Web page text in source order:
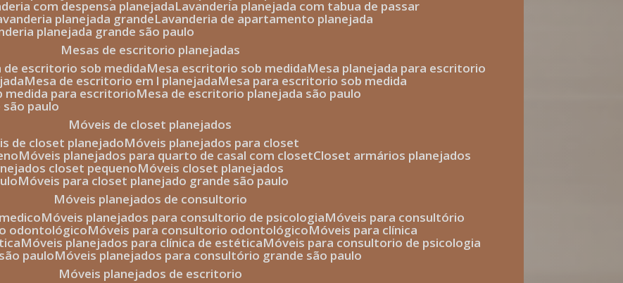
com despensa planejada lavanderia planejada com tabua de passar
planejada grande lavanderia de apartamento planejada
planejada grande são paulo
mesas de escritorio planejadas
de escritorio sob medida mesa escritorio sob medida mesa planejada para escritorio
mesa de escritorio em l planejada mesa para escritorio sob medida
medida para escritorio mesa de escritorio planejada são paulo
são paulo
móveis de closet planejados
de closet planejado móveis planejados para closet
móveis planejados para quarto de casal com closet closet armários planejados
closet pequeno móveis closet planejados
móveis para closet planejado grande são paulo
móveis planejados de consultorio
móveis planejados para consultorio de psicologia móveis para consultório
odontológico móveis para consultorio odontológico móveis para clínica
móveis planejados para clínica de estética móveis para consultorio de psicologia
paulo
móveis planejados para consultório grande são paulo
móveis planejados de escritorio